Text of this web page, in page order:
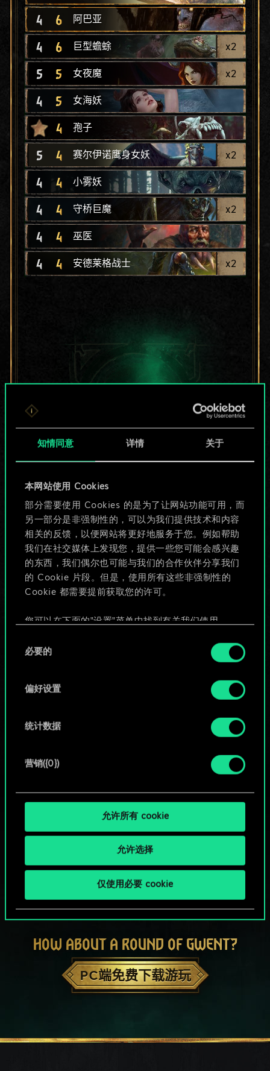
知情同意 详情 关于
本网站使用 Cookies
部分需要使用 Cookies 的是为了让网站功能可用，而
另一部分是非强制性的，可以为我们提供技术和内容
相关的反馈，以便网站将更好地服务于您。例如帮助
我们在社交媒体上发现您，提供一些您可能会感兴趣
的东西，我们偶尔也可能与我们的合作伙伴分享我们
的 Cookie 片段。但是，使用所有这些非强制性的
Cookie 都需要提前获取您的许可。
您可以在下面的"设置"菜单中找到有关我们使用
好。一旦您了解了其中的内容并准备好继续，请点
必要的
偏好设置
统计数据
营销({0})
允许所有 cookie
允许选择
仅使用必要 cookie
4 6 阿巴亚
4 6 巨型蟾蜍 x2
5 5 女夜魔 x2
4 5 女海妖
4 孢子
5 4 赛尔伊诺鹰身女妖 x2
4 4 小雾妖
4 4 守桥巨魔 x2
4 4 巫医
4 4 安德莱格战士 x2
目前只是分享了一套
牌，但能做的不止这
些！
给牌组命名并撰写攻略
HOW ABOUT A ROUND OF GWENT?
PC端免费下载游玩